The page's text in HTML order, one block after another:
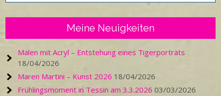
Meine Neuigkeiten
Malen mit Acryl – Entstehung eines Tigerporträts
18/04/2026
Maren Martini – Kunst 2026 18/04/2026
Frühlingsmoment in Tessin am 3.3.2026 03/03/2026